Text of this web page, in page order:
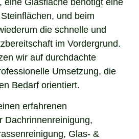
und beim
die schnelle und
im Vordergrund.
wir auf durchdachte
Umsetzung, die
Bedarf orientiert.
erfahrenen
Dachrinnenreinigung,
Glas- &